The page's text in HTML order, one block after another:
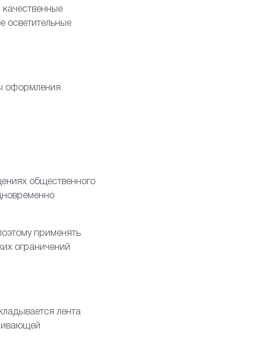
осветительные
оформления
общественного
применять
ограничений
лента